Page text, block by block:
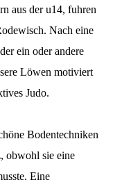
aus der u14, fuhren
Nach eine
ein oder andere
Löwen motiviert
Judo.
Bodentechniken
obwohl sie eine
Eine